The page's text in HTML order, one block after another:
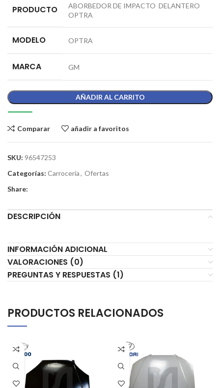
PRODUCTO
ABORBEDOR DE IMPACTO DELANTERO
OPTRA
MODELO OPTRA
MARCA GM
AÑADIR AL CARRITO
Comparar añadir a favoritos
SKU: 96547253
Categorías: Carrocería, Ofertas
Share:
DESCRIPCIÓN
INFORMACIÓN ADICIONAL
VALORACIONES (0)
PREGUNTAS Y RESPUESTAS (1)
PRODUCTOS RELACIONADOS